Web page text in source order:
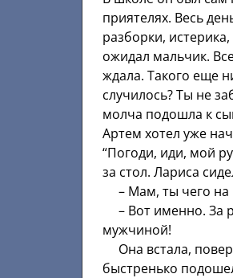
приятелях. Весь
разборки,
ожидал мальчик.
ждала. Такого еще
случилось? Ты не
молча подошла к
Артем хотел уже
“Погоди, иди, мой
за стол. Лариса
– Мам, ты чего на
– Вот именно. За
мужчиной!
Она встала,
быстренько